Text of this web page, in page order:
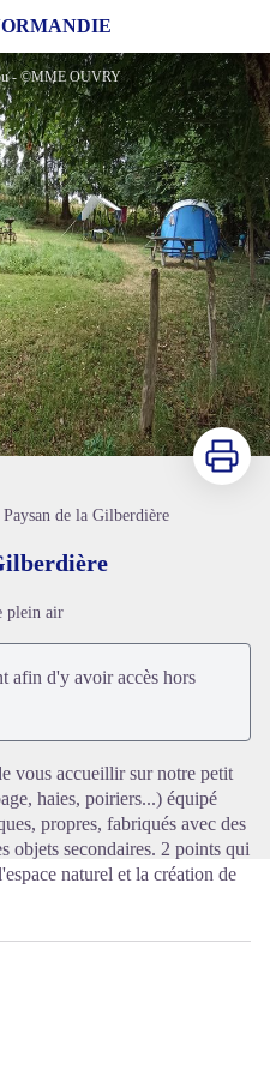
- ©MME OUVRY
Voir l'image en plein écran
Imprimer
de la Gilberdière
plein air
afin d'y avoir accès hors
vous accueillir sur notre petit
haies, poiriers...) équipé
propres, fabriqués avec des
objets secondaires. 2 points qui
naturel et la création de